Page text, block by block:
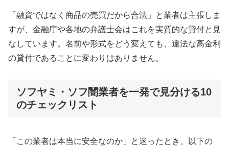
「融資ではなく商品の売買だから合法」と業者は主張しま
すが、金融庁や各地の弁護士会はこれを実質的な貸付と見
なしています。名前や形式をどう変えても、違法な高金利
の貸付であることに変わりはありません。
ソフヤミ・ソフ闇業者を一発で見分ける10
のチェックリスト
「この業者は本当に安全なのか」と迷ったとき、以下の